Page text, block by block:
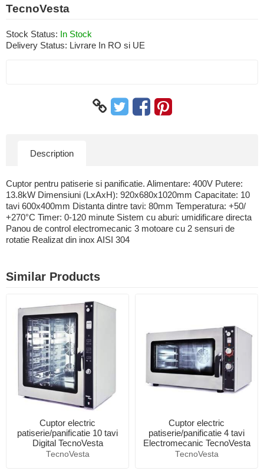
TecnoVesta
Stock Status: In Stock
Delivery Status: Livrare In RO si UE
Description
Cuptor pentru patiserie si panificatie. Alimentare: 400V Putere:
13.8kW Dimensiuni (LxAxH): 920x680x1020mm Capacitate: 10
tavi 600x400mm Distanta dintre tavi: 80mm Temperatura: +50/
+270°C Timer: 0-120 minute Sistem cu aburi: umidificare directa
Panou de control electromecanic 3 motoare cu 2 sensuri de
rotatie Realizat din inox AISI 304
Similar Products
Cuptor electric
patiserie/panificatie 10 tavi
Digital TecnoVesta
TecnoVesta
Cuptor electric
patiserie/panificatie 4 tavi
Electromecanic TecnoVesta
TecnoVesta